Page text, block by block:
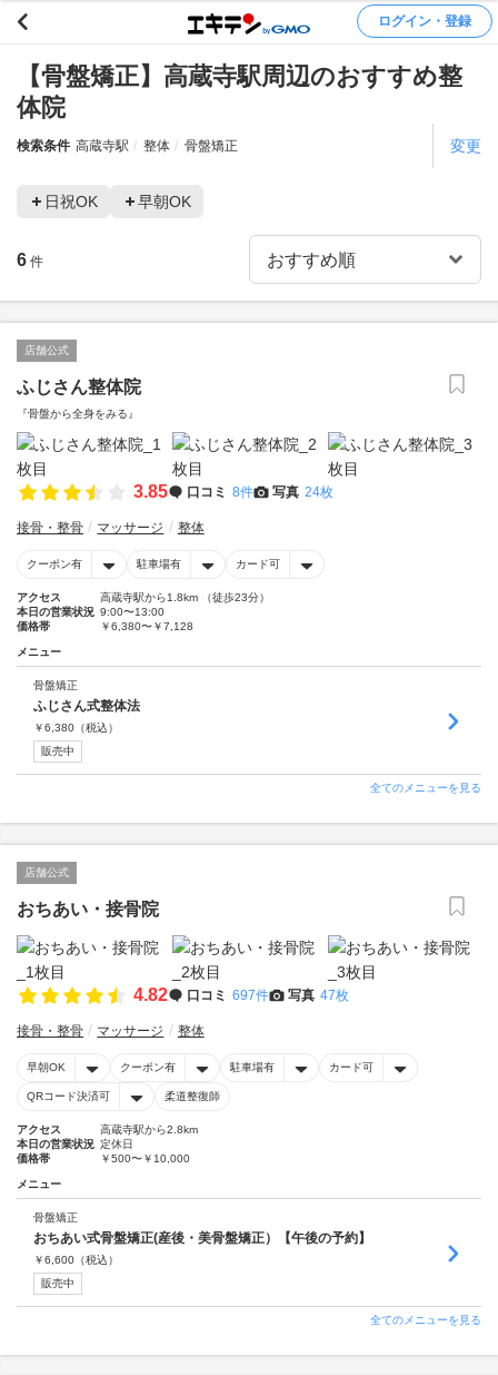
ログイン・登録
【骨盤矯正】高蔵寺駅周辺のおすすめ整
体院
検索条件 高蔵寺駅 整体 骨盤矯正 変更
日祝OK 早朝OK
6 件
店舗公式
ふじさん整体院
『骨盤から全身をみる』
3.85 口コミ 8件 写真 24枚
接骨・整骨 マッサージ 整体
クーポン有 駐車場有 カード可
アクセス
高蔵寺駅から1.8km （徒歩23分）
本日の営業状況 9:00〜13:00
価格帯
￥6,380〜￥7,128
メニュー
骨盤矯正
ふじさん式整体法
￥6,380 （税込）
販売中
全てのメニューを見る
店舗公式
おちあい・接骨院
4.82 口コミ 697件 写真 47枚
接骨・整骨 マッサージ 整体
早朝OK クーポン有 駐車場有 カード可
QRコード決済可 柔道整復師
アクセス
高蔵寺駅から2.8km
本日の営業状況 定休日
価格帯
￥500〜￥10,000
メニュー
骨盤矯正
おちあい式骨盤矯正(産後・美骨盤矯正）【午後の予約】
￥6,600 （税込）
販売中
全てのメニューを見る